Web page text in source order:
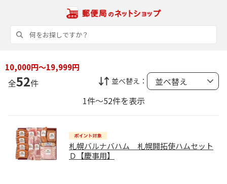
10,000円～19,999円
全52件 並べ替え：
1件～52件を表示
札幌バルナバハム 札幌開拓使ハムセット
Ｄ【慶事用】